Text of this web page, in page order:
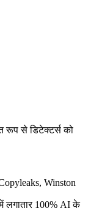
रूप से डिटेक्टर्स को
Winston
लगातार 100% AI के